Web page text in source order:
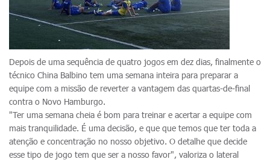
Depois de uma sequência de quatro jogos em dez dias, finalmente o
técnico China Balbino tem uma semana inteira para preparar a
equipe com a missão de reverter a vantagem das quartas-de-final
contra o Novo Hamburgo.
"Ter uma semana cheia é bom para treinar e acertar a equipe com
mais tranquilidade. É uma decisão, e que que temos que ter toda a
atenção e concentração no nosso objetivo. O detalhe que decide
esse tipo de jogo tem que ser a nosso favor", valoriza o lateral